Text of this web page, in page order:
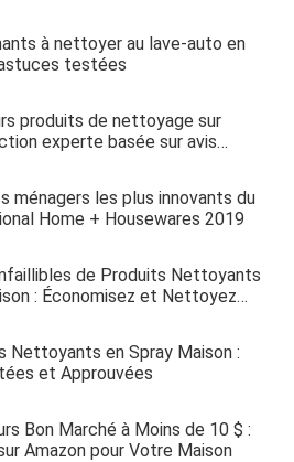
à nettoyer au lave-auto en
testées
produits de nettoyage sur
experte basée sur avis
ménagers les plus innovants du
Home + Housewares 2019
de Produits Nettoyants
: Économisez et Nettoyez
Nettoyants en Spray Maison :
et Approuvées
Bon Marché à Moins de 10 $ :
Amazon pour Votre Maison